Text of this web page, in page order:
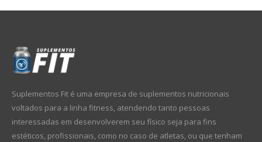
Suplementos Fit é uma empresa de suplementos nutricionais
voltados para a linha fitness, atendendo tanto pessoas
interessadas em desenvolverem seu físico seja para fins
estéticos, profissionais, como no caso de atletas, ou que tenham